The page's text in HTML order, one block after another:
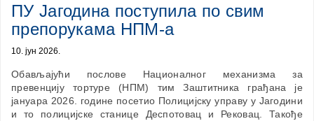
ПУ Јагодина поступила по свим
препорукама НПМ-а
10. јун 2026.
Обављајући послове Националног механизма за
превенцију тортуре (НПМ) тим Заштитника грађана је
јануара 2026. године посетио Полицијску управу у Јагодини
и то полицијске станице Деспотовац и Рековац. Такође